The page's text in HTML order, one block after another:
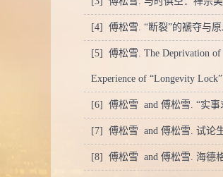
[4] 傅松雪. “断裂”的褫夺与
[5] 傅松雪. The Deprivation of
Experience of “Longevity
[6] 傅松雪 and 傅松雪. “实事
[7] 傅松雪 and 傅松雪. 试论
[8] 傅松雪 and 傅松雪. 海德